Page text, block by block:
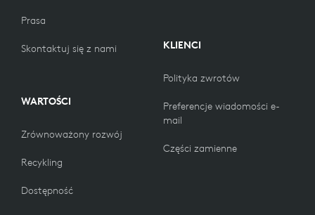
Prasa
Skontaktuj się z nami
WARTOŚCI
Zrównoważony rozwój
Recykling
Dostępność
KLIENCI
Polityka zwrotów
Preferencje wiadomości e-
mail
Części zamienne